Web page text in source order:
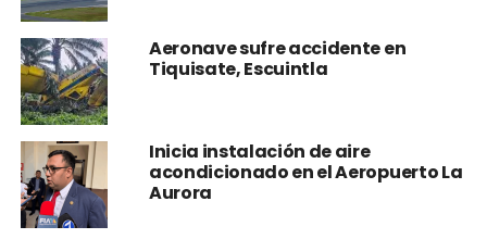
Aeronave sufre accidente en
Tiquisate, Escuintla
Inicia instalación de aire
acondicionado en el Aeropuerto La
Aurora